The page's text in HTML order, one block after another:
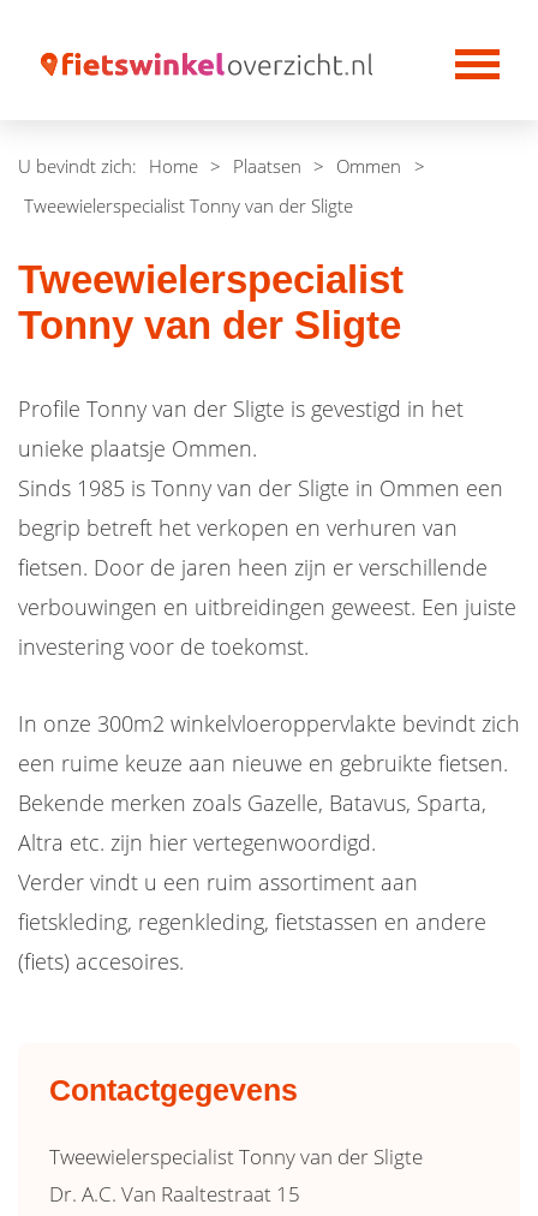
U bevindt zich: Home > Plaatsen > Ommen >
Tweewielerspecialist Tonny van der Sligte
Tweewielerspecialist
Tonny van der Sligte
Profile Tonny van der Sligte is gevestigd in het
unieke plaatsje Ommen.
Sinds 1985 is Tonny van der Sligte in Ommen een
begrip betreft het verkopen en verhuren van
fietsen. Door de jaren heen zijn er verschillende
verbouwingen en uitbreidingen geweest. Een juiste
investering voor de toekomst.
In onze 300m2 winkelvloeroppervlakte bevindt zich
een ruime keuze aan nieuwe en gebruikte fietsen.
Bekende merken zoals Gazelle, Batavus, Sparta,
Altra etc. zijn hier vertegenwoordigd.
Verder vindt u een ruim assortiment aan
fietskleding, regenkleding, fietstassen en andere
(fiets) accesoires.
Contactgegevens
Tweewielerspecialist Tonny van der Sligte
Dr. A.C. Van Raaltestraat 15